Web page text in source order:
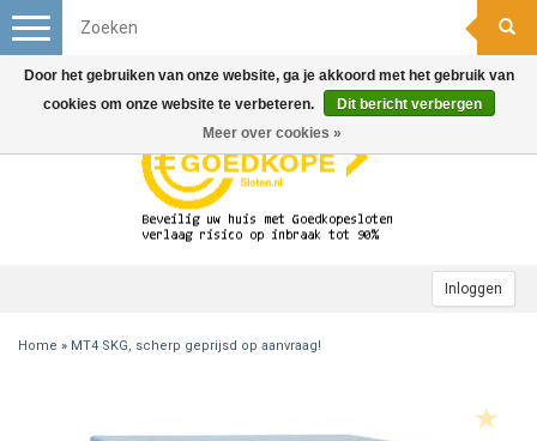
Inloggen
Toggle
navigation
Home » MT4 SKG, scherp geprijsd op aanvraag!
Door het gebruiken van onze website, ga je akkoord met het gebruik van
cookies om onze website te verbeteren.
Dit bericht verbergen
Meer over cookies »